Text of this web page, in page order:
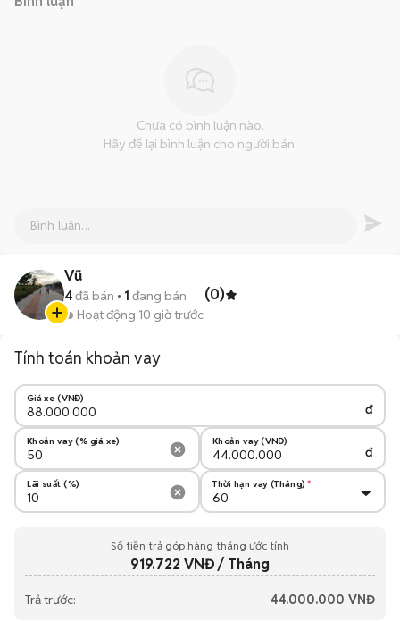
Vũ
4đã bán 1 đang bán
Hoạt động 10 giờ trước
(0)
Chưa có bình luận nào.
Hãy để lại bình luận cho người bán.
Tính toán khoản vay
Giá xe (VNĐ)
đ
Khoản vay (% giá xe) Khoản vay (VNĐ)
đ
Lãi suất (%) Thời hạn vay (Tháng)
Số tiền trả góp hàng tháng ước tính
919.722 VNĐ / Tháng
Trả trước: 44.000.000 VNĐ